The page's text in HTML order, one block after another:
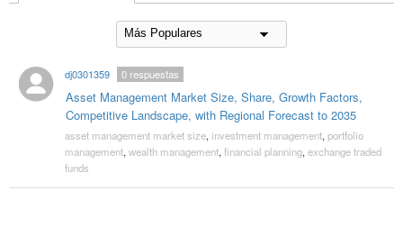
dj0301359
Asset Management Market Size, Share, Growth Factors,
Competitive Landscape, with Regional Forecast to 2035
0respuestas
asset management market size, investment management, portfolio
management, wealth management, financial planning, exchange traded
funds